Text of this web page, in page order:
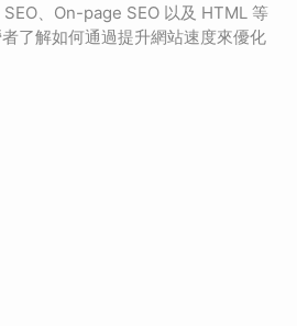
、On-page SEO 以及 HTML 等
了解如何通過提升網站速度來優化